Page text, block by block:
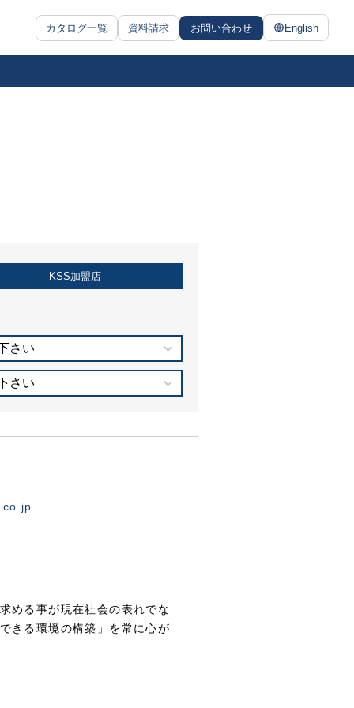
カタログ一覧 資料請求 お問い合わせ English
KSS加盟店
さい
さい
める事が現在社会の表れでな
きる環境の構築」を常に心が